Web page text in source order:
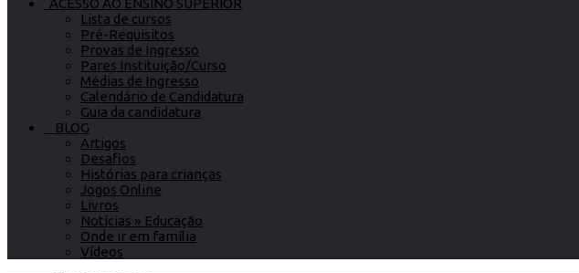
ACESSO AO ENSINO SUPERIOR
Lista de cursos
Pré-Requisitos
Provas de Ingresso
Pares Instituição/Curso
Médias de Ingresso
Calendário de Candidatura
Guia da candidatura
BLOG
Artigos
Desafios
Histórias para crianças
Jogos Online
Livros
Notícias » Educação
Onde ir em família
Vídeos